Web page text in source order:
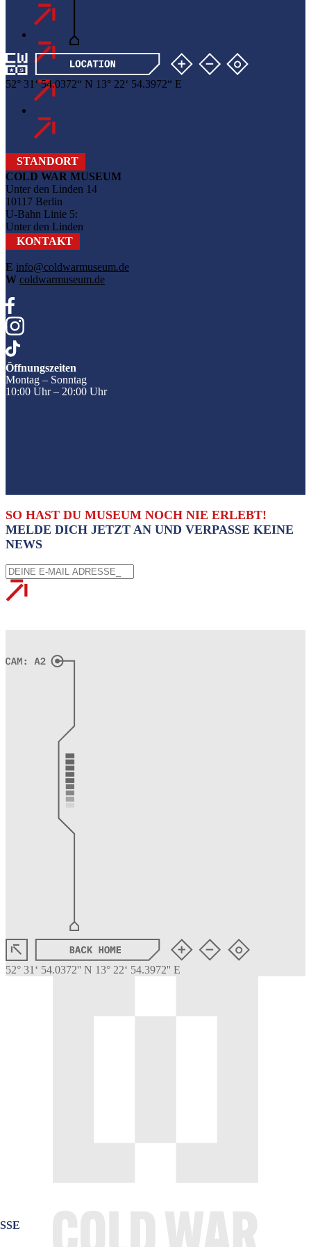
STANDORT
COLD WAR MUSEUM
Unter den Linden 14
10117 Berlin
U-Bahn Linie 5:
Unter den Linden
KONTAKT
E info@coldwarmuseum.de
W coldwarmuseum.de
Öffnungszeiten
Montag – Sonntag
10:00 Uhr – 20:00 Uhr
52° 31 ‘54.0372“ N 13° 22‘ 54.3972“ E
SO HAST DU MUSEUM NOCH NIE ERLEBT!
MELDE DICH JETZT AN UND VERPASSE KEINE
NEWS
52° 31 ‘ 54.0372'' N 13° 22‘ 54.3972'' E